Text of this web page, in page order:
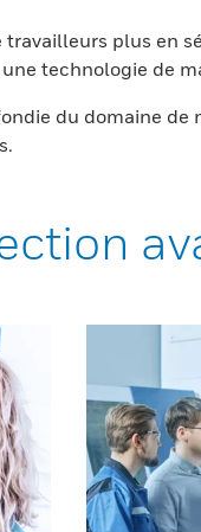
plus en
technologie de
du domaine